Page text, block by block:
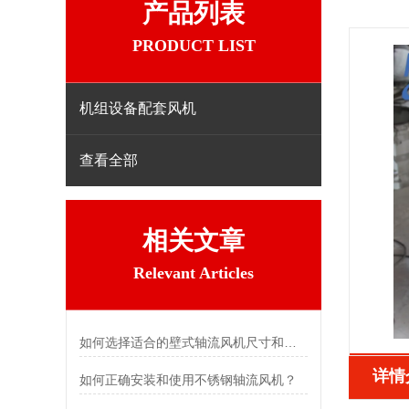
产品列表
PRODUCT LIST
机组设备配套风机
查看全部
相关文章
Relevant Articles
如何正确安装和使用不锈钢轴流风机？ 详